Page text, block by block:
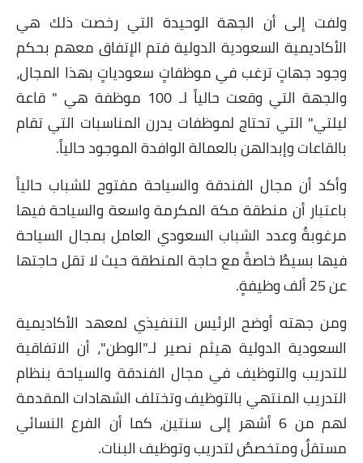
مشروب وحلا
مشروبات
حلويات العيد
مواضيع ست البيت
قصص مطبخ مصورة
كُتب وصفات مجاني
مقالات
مسابقة المجلة
نصائح وفوائد
نصيحة اليوم
ولفت إلى أن الجهة الوحيدة التي رخصت ذلك هي
الأكاديمية السعودية الدولية فتم الإتفاق معهم بحكم
وجود جهاتٍ ترغب في موظفاتٍ سعودياتٍ بهذا المجال،
والجهة التي وقعت حالياً لـ 100 موظفة هي " قاعة
ليلتي" التي تحتاج لموظفات يدرن المناسبات التي تقام
بالقاعات وإبدالهن بالعمالة الوافدة الموجود حالياً.
وأكد أن مجال الفندقة والسياحة مفتوح للشباب حالياً
باعتبار أن منطقة مكة المكرمة واسعة والسياحة فيها
مرغوبةٌ وعدد الشباب السعودي العامل بمجال السياحة
فيها بسيطٌ خاصةً مع حاجة المنطقة حيث لا تقل حاجتها
عن 25 ألف وظيفةٍ.
ومن جهته أوضح الرئيس التنفيذي لمعهد الأكاديمية
السعودية الدولية هيثم نصير لـ"الوطن"، أن الاتفاقية
للتدريب والتوظيف في مجال الفندقة والسياحة بنظام
التدريب المنتهي بالتوظيف وتختلف الشهادات المقدمة
لهم من 6 أشهر إلى سنتين، كما أن الفرع النسائي
مستقلٌ ومتخصصٌ لتدريب وتوظيف البنات.